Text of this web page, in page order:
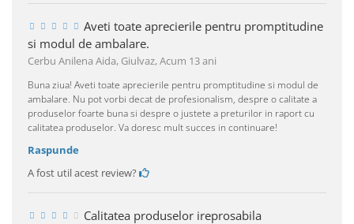
Aveti toate aprecierile pentru promptitudine
si modul de ambalare.
Cerbu Anilena Aida, Giulvaz,Acum 13 ani
Buna ziua! Aveti toate aprecierile pentru promptitudine si modul de
ambalare. Nu pot vorbi decat de profesionalism, despre o calitate a
produselor foarte buna si despre o justete a preturilor in raport cu
calitatea produselor. Va doresc mult succes in continuare!
Raspunde
A fost util acest review?
Calitatea produselor ireprosabila